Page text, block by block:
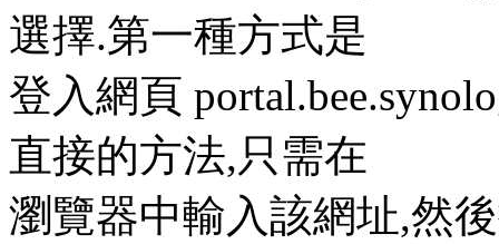
選擇.第一種方式是
登入網頁
直接的方法,只需在
瀏覽器中輸入該網址,然